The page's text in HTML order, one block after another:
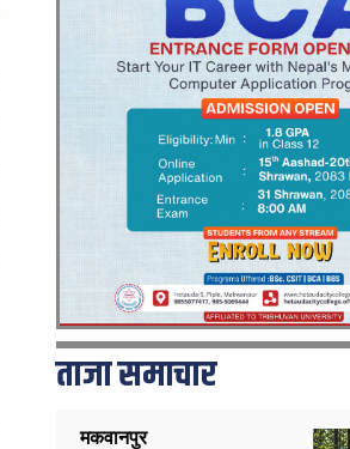
ताजा समाचार
मकवानपुर